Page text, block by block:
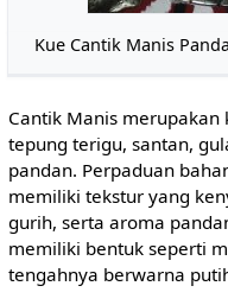
Kue Cantik Manis
Cantik Manis
tepung terigu, santan,
pandan. Perpaduan
memiliki tekstur yang
gurih, serta aroma
memiliki bentuk seperti
tengahnya berwarna